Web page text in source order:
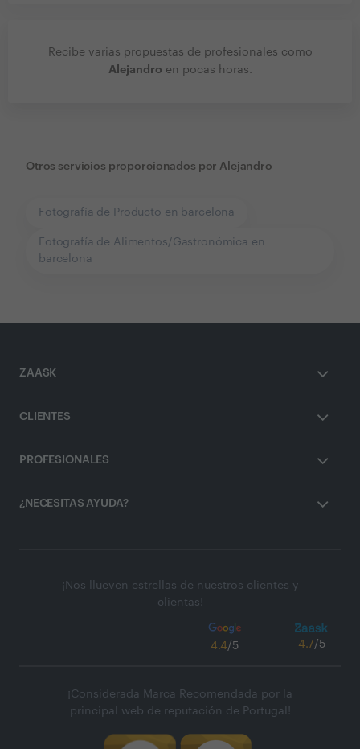
Recibe varias propuestas de profesionales como
Alejandro en pocas horas.
Otros servicios proporcionados por Alejandro
Fotografía de Producto en barcelona
Fotografía de Alimentos/Gastronómica en
barcelona
ZAASK
CLIENTES
PROFESIONALES
¿NECESITAS AYUDA?
¡Nos llueven estrellas de nuestros clientes y
clientas!
4.4/5 4.7/5
¡Considerada Marca Recomendada por la
principal web de reputación de Portugal!